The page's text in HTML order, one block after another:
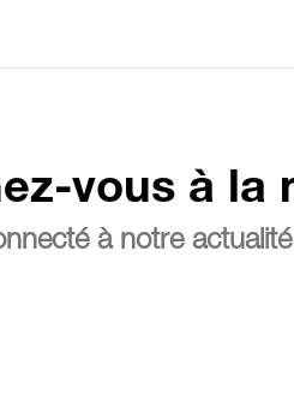
vous à la
à notre actualité